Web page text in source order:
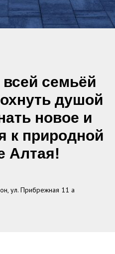
семьёй
душой
новое и
к природной
Алтая!
ул. Прибрежная 11 а